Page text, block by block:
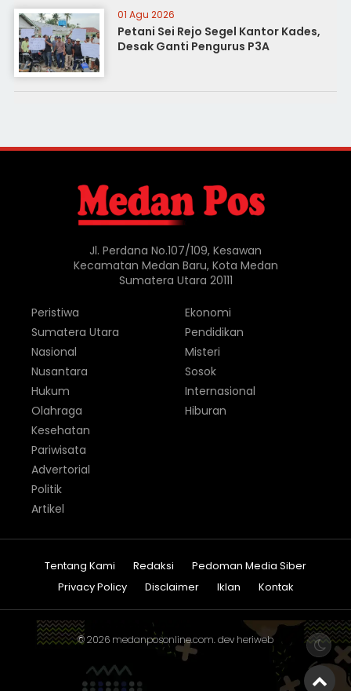
01 Agu 2026
Petani Sei Rejo Segel Kantor Kades,
Desak Ganti Pengurus P3A
Jl. Perdana No.107/109, Kesawan
Kecamatan Medan Baru, Kota Medan
Sumatera Utara 20111
Peristiwa
Sumatera Utara
Nasional
Nusantara
Hukum
Olahraga
Ekonomi
Pendidikan
Misteri
Sosok
Internasional
Hiburan
Kesehatan
Pariwisata
Advertorial
Politik
Artikel
Tentang Kami Redaksi
Pedoman Media Siber
Privacy Policy
Disclaimer Iklan Kontak
© 2026 medanposonline.com. dev heriweb